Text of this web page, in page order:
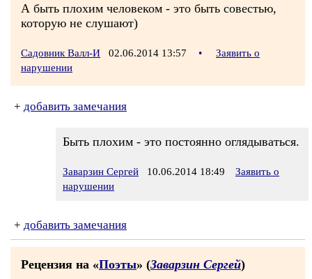
А быть плохим человеком - это быть совестью,
которую не слушают)
Садовник Валл-И 02.06.2014 13:57 •
Заявить о
нарушении
+ добавить замечания
Быть плохим - это постоянно оглядываться.
Заварзин Сергей 10.06.2014 18:49
Заявить о
нарушении
+ добавить замечания
Рецензия на «Поэты» (Заварзин Сергей)